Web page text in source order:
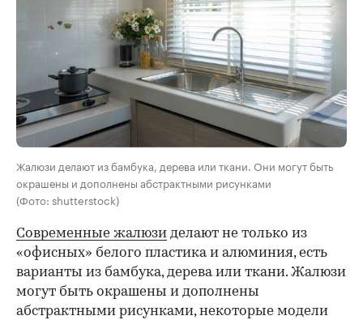
Жалюзи делают из бамбука, дерева или ткани. Они могут быть
окрашены и дополнены абстрактными рисунками
(Фото: shutterstock)
Современные жалюзи делают не только из
«офисных» белого пластика и алюминия, есть
варианты из бамбука, дерева или ткани. Жалюзи
могут быть окрашены и дополнены
абстрактными рисунками, некоторые модели